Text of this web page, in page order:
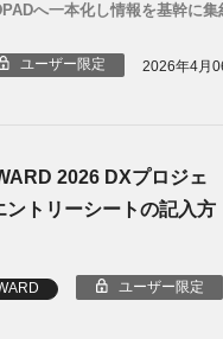
へ一本化し情報を基幹に
ユーザー限定 2026年4月
2026 DXプロジェ
トリーシートの記入方
ユーザー限定